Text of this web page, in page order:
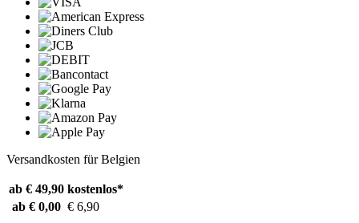
Versandkosten für Belgien
ab € 49,90 kostenlos*
ab € 0,00 € 6,90